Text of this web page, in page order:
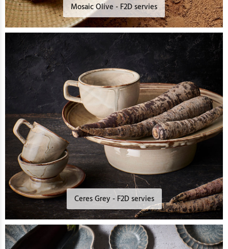
Mosaic Olive - F2D servies
Ceres Grey - F2D servies